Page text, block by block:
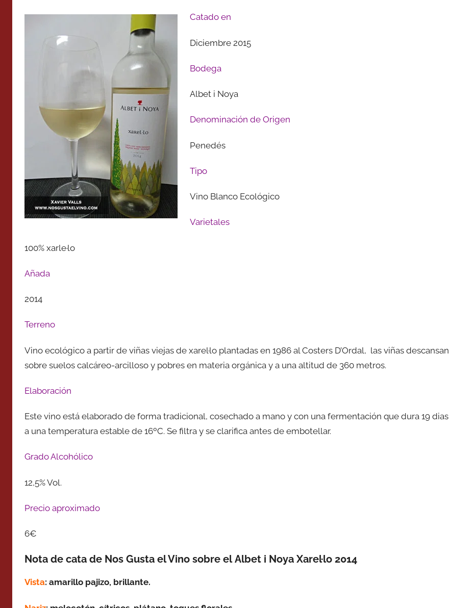
Catado en
Diciembre 2015
Bodega
Albet i Noya
Denominación de Origen
Penedés
Tipo
Vino Blanco Ecológico
Varietales
100% xarle·lo
Añada
2014
Terreno
Vino ecológico a partir de viñas viejas de xarel·lo plantadas en 1986 al Costers D’Ordal, las viñas descansan
sobre suelos calcáreo-arcilloso y pobres en materia orgánica y a una altitud de 360 metros.
Elaboración
Este vino está elaborado de forma tradicional, cosechado a mano y con una fermentación que dura 19 dias
a una temperatura estable de 16ºC. Se filtra y se clarifica antes de embotellar.
Grado Alcohólico
12,5% Vol.
Precio aproximado
6€
Nota de cata de Nos Gusta el Vino sobre el Albet i Noya Xarel·lo 2014
Vista: amarillo pajizo, brillante.